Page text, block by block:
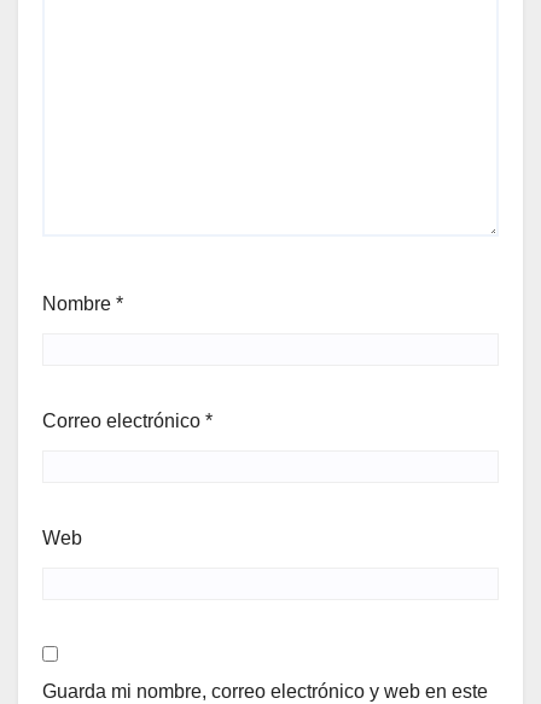
Nombre *
Correo electrónico *
Web
Guarda mi nombre, correo electrónico y web en este